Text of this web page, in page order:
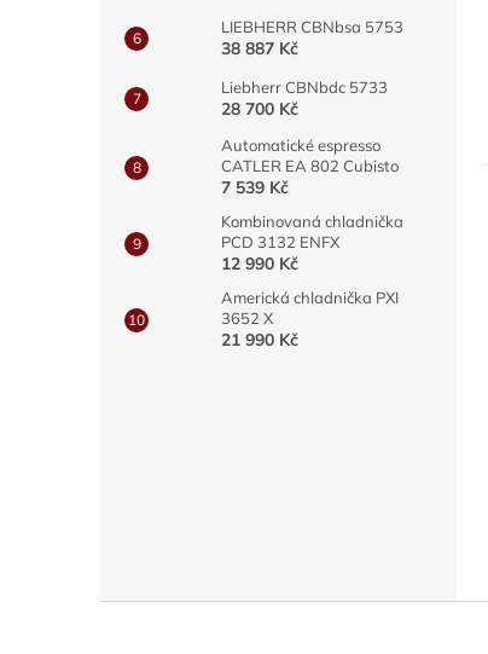
LIEBHERR CBNbsa 5753
38 887 Kč
Liebherr CBNbdc 5733
28 700 Kč
Automatické espresso
CATLER EA 802 Cubisto
7 539 Kč
Kombinovaná chladnička
PCD 3132 ENFX
12 990 Kč
Americká chladnička PXI
3652 X
21 990 Kč